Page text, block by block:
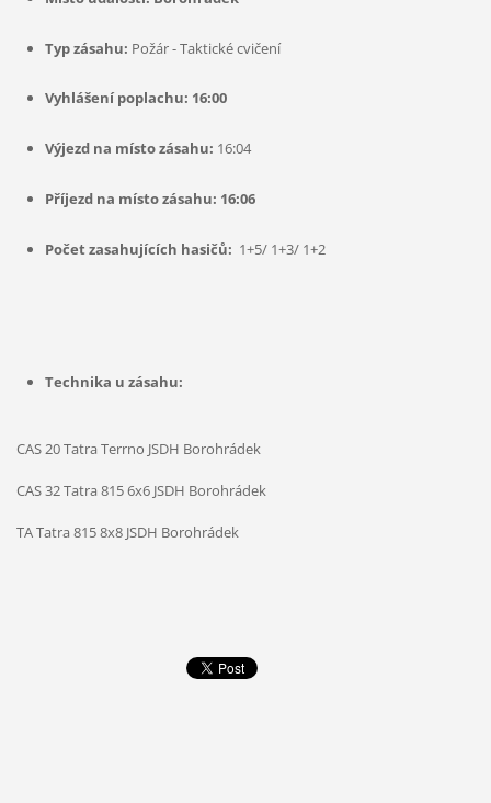
Typ zásahu: Požár - Taktické cvičení
Vyhlášení poplachu: 16:00
Výjezd na místo zásahu: 16:04
Příjezd na místo zásahu: 16:06
Počet zasahujících hasičů: 1+5/ 1+3/ 1+2
Technika u zásahu:
CAS 20 Tatra Terrno JSDH Borohrádek
CAS 32 Tatra 815 6x6 JSDH Borohrádek
TA Tatra 815 8x8 JSDH Borohrádek